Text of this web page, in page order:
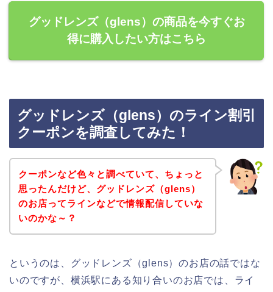
グッドレンズ（glens）の商品を今すぐお
得に購入したい方はこちら
グッドレンズ（glens）のライン割引
クーポンを調査してみた！
クーポンなど色々と調べていて、ちょっと
思ったんだけど、グッドレンズ（glens）
のお店ってラインなどで情報配信していな
いのかな～？
というのは、グッドレンズ（glens）のお店の話ではな
いのですが、横浜駅にある知り合いのお店では、ライ